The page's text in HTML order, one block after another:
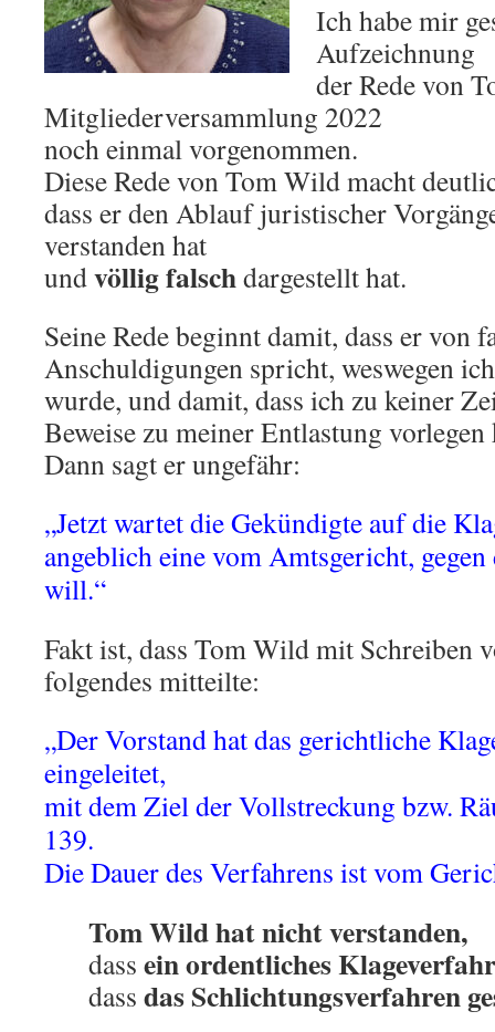
Ich habe mir
Aufzeichnung
der Rede von
Mitgliederversammlung 2022
noch einmal vorgenommen.
Diese Rede von Tom Wild macht
dass er den Ablauf juristischer
verstanden hat
undvöllig falschdargestellt hat.
Seine Rede beginnt damit, dass er von
Anschuldigungen spricht, weswegen
wurde, und damit, dass ich zu keiner
Beweise zu meiner Entlastung vorlegen
Dann sagt er ungefähr:
„Jetzt wartet die Gekündigte auf die
angeblich eine vom Amtsgericht,
will.“
Fakt ist, dass Tom Wild mit Schreiben
folgendes mitteilte:
„Der Vorstand hat das gerichtliche
eingeleitet,
mit dem Ziel der Vollstreckung bzw.
139.
Die Dauer des Verfahrens ist vom
Tom Wild hat nicht verstanden,
dass ein ordentliches
dass das Schlichtungsverfahren